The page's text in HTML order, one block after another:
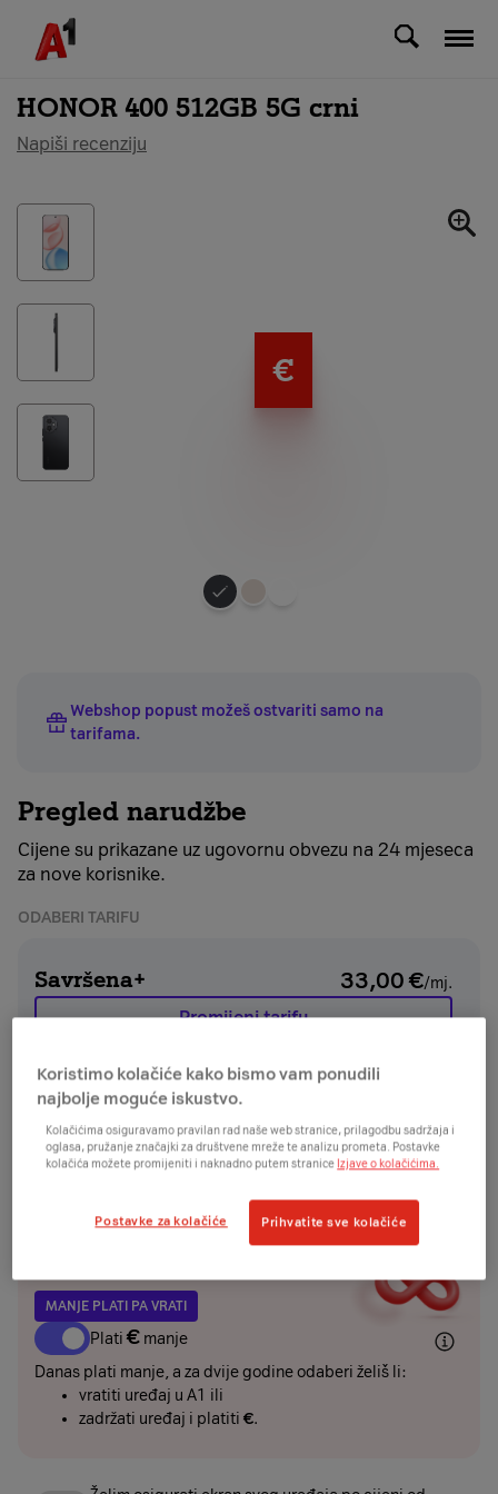
Svi uređaji
HONOR 400 512GB 5G crni
Napiši recenziju
€
Webshop popust možeš ostvariti samo na
tarifama.
Pregled narudžbe
Cijene su prikazane uz ugovornu obvezu na 24 mjeseca
za nove korisnike.
ODABERI TARIFU
Savršena+ 33,00€/mj.
Promijeni tarifu
UREĐAJ
odmah+€ /24mj
Želim uređaj platiti jednokratno ili karticom na
rate i ostvariti dodatnih €popusta
MANJE PLATI PA VRATI
Plati€ manje
Danas plati manje, a za dvije godine odaberi želiš li:
vratiti uređaj u A1 ili
zadržati uređaj i platiti €.
Koristimo kolačiće kako bismo vam ponudili
najbolje moguće iskustvo.
Kolačićima osiguravamo pravilan rad naše web stranice, prilagodbu sadržaja i
oglasa, pružanje značajki za društvene mreže te analizu prometa. Postavke
kolačića možete promijeniti i naknadno putem stranice Izjave o kolačićima.
Postavke za kolačiće Prihvatite sve kolačiće